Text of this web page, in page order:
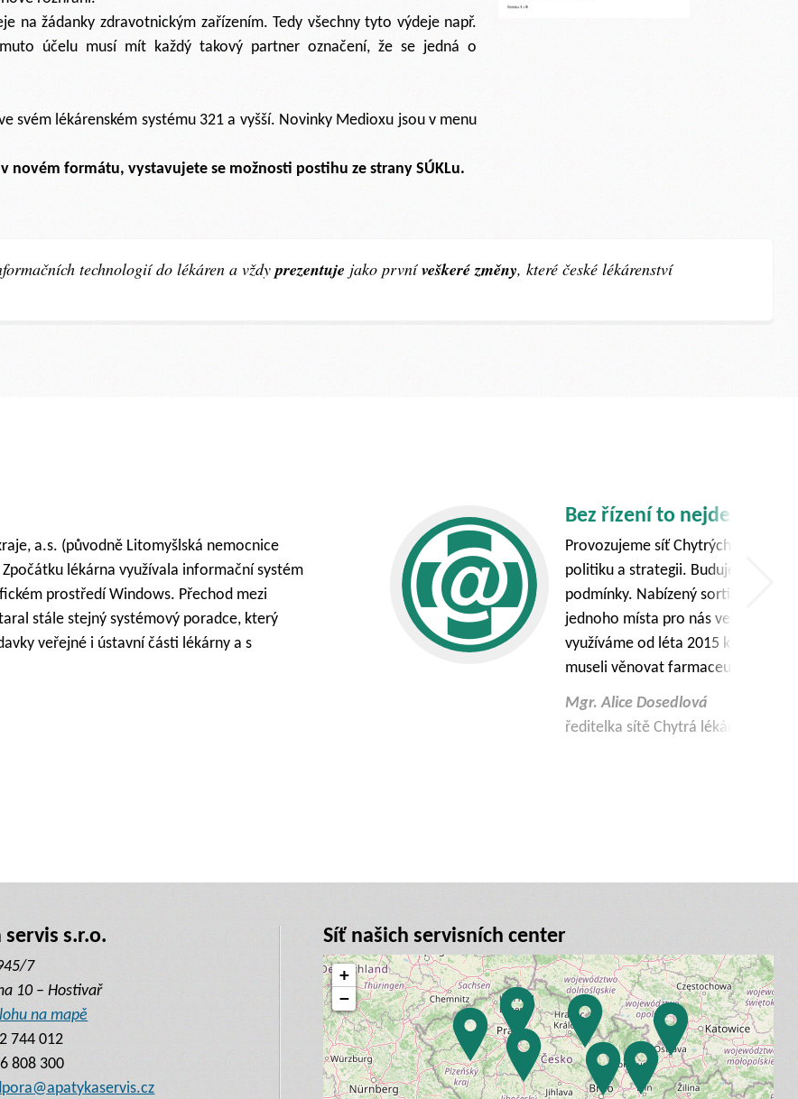
na žádanky zdravotnickým zařízením. Tedy všechny tyto výdeje např.
účelu musí mít každý takový partner označení, že se jedná o
svém lékárenském systému 321 a vyšší. Novinky Medioxu jsou v menu
novém formátu, vystavujete se možnosti postihu ze strany SÚKLu.
technologií do lékáren a vždyprezentuje jako prvníveškeré změny, které české lékárenství
lékáren v Jihomoravském kraji a bez využití centrálního řízení nelze uplatňovat společnou obchodní
značku, které zákazníci musí věřit a musí vědět, že všude, kde se s ní setkají, jim nabídneme i stejné
a jeho cena jsou kritéria, která zákazník porovnává. Proto je společná cenotvorba realizovaná z
důležitá. Modul cenotvorby v manažerské nadstavbě WebManager od společnosti Apatyka servis
k naší plné spokojenosti. Umožnil nám centralizovat činnosti, kterým se jinak v jednotlivých lékárnách
odborníci na úkor své hlavní profese.
s.r.o.
7
10 – Hostivař
na mapě
744 012
808 300
Síť našich servisních center
+
−